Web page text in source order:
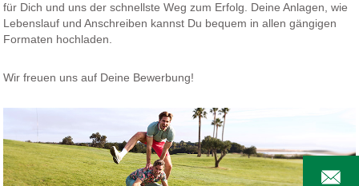
für Dich und uns der schnellste Weg zum Erfolg. Deine Anlagen, wie
Lebenslauf und Anschreiben kannst Du bequem in allen gängigen
Formaten hochladen.
Wir freuen uns auf Deine Bewerbung!